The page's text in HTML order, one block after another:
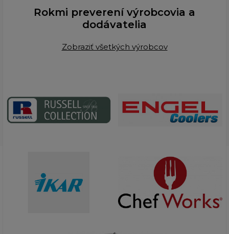
Rokmi preverení výrobcovia a
dodávatelia
Zobraziť všetkých výrobcov